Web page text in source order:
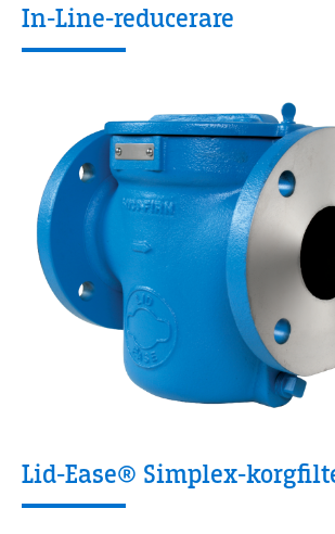
In-Line-reducerare
Lid-Ease® Simplex-